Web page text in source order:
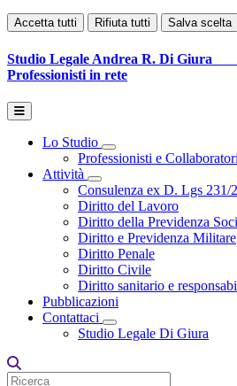
Accetta tutti Rifiuta tutti Salva scelta
Studio Legale Andrea R.
Professionisti in rete
Lo Studio
Toggle Dropdown
Professionisti e Collaboratori
Attività
Toggle Dropdown
Consulenza ex D. Lgs 231/
Diritto del Lavoro
Diritto della Previdenza
Diritto e Previdenza Militare
Diritto Penale
Diritto Civile
Diritto sanitario e
Pubblicazioni
Contattaci
Toggle Dropdown
Studio Legale Di Giura